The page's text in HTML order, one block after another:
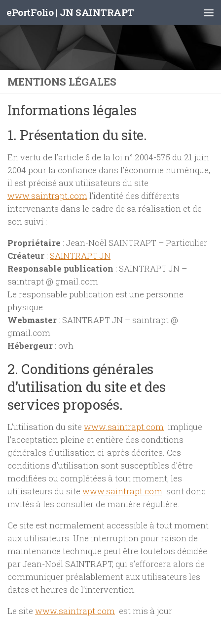
Skip to content
ePortFolio | JN SAINTRAPT
MENTIONS LÉGALES
Informations légales
1. Présentation du site.
En vertu de l’article 6 de la loi n° 2004-575 du 21 juin
2004 pour la confiance dans l’économie numérique,
il est précisé aux utilisateurs du site
www.saintrapt.coml’identité des différents
intervenants dans le cadre de sa réalisation et de
son suivi :
Propriétaire : Jean-Noël SAINTRAPT – Particulier
Créateur : SAINTRAPT JN
Responsable publication : SAINTRAPT JN –
saintrapt @ gmail.com
Le responsable publication est une personne
physique.
Webmaster : SAINTRAPT JN – saintrapt @
gmail.com
Hébergeur : ovh
2. Conditions générales
d’utilisation du site et des
services proposés.
L’utilisation du site www.saintrapt.com implique
l’acceptation pleine et entière des conditions
générales d’utilisation ci-après décrites. Ces
conditions d’utilisation sont susceptibles d’être
modifiées ou complétées à tout moment, les
utilisateurs du site www.saintrapt.com sont donc
invités à les consulter de manière régulière.
Ce site est normalement accessible à tout moment
aux utilisateurs. Une interruption pour raison de
maintenance technique peut être toutefois décidée
par Jean-Noël SAINTRAPT, qui s’efforcera alors de
communiquer préalablement aux utilisateurs les
dates et heures de l’intervention.
Le site www.saintrapt.com est mis à jour